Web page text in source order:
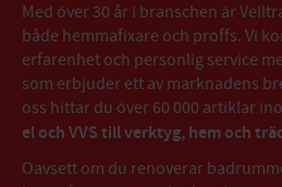
Med över 30 år i branschen är
både hemmafixare och proffs. Vi
erfarenhet och personlig service
som erbjuder ett av marknadens
oss hittar du över 60 000 artiklar
el och VVS till verktyg, hem och
Oavsett om du renoverar